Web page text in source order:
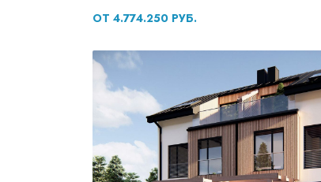
ОТ 4.774.250 РУБ.